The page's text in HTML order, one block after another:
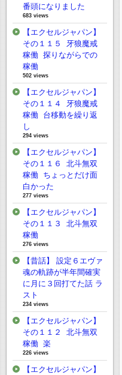
番頭になりました
683 views
【エクセルジャパン】
その１１５ 牙狼魔戒
稼働 探りながらでの
稼働
502 views
【エクセルジャパン】
その１１４ 牙狼魔戒
稼働 台移動を繰り返
し
294 views
【エクセルジャパン】
その１１６ 北斗無双
稼働 ちょっとだけ面
白かった
277 views
【エクセルジャパン】
その１１３ 北斗無双
稼働
276 views
【昔話】 設定６エヴァ
魂の軌跡が半年間確実
に月に３回打てた話 ラ
スト
234 views
【エクセルジャパン】
その１１２ 北斗無双
稼働 楽
226 views
【エクセルジャパン】